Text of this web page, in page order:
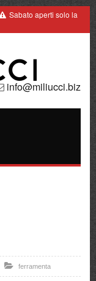
Sabato aperti solo la
info@miliucci.biz
ferramenta